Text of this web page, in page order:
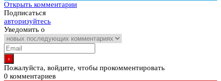
Открыть комментарии
Подписаться
авторизуйтесь
Уведомить о
Пожалуйста, войдите, чтобы прокомментировать
0 комментариев